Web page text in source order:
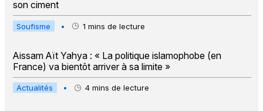
son ciment
Soufisme • 1 mins de lecture
Aissam Aït Yahya : « La politique islamophobe (en
France) va bientôt arriver à sa limite »
Actualités • 4 mins de lecture